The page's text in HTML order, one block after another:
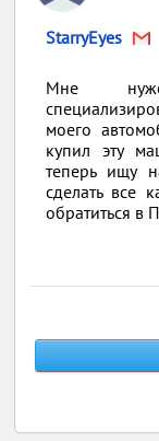
StarryEyes
Мне
моего
купил эту
теперь ищу
сделать все
обратиться в